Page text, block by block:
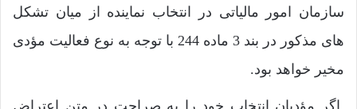
سازمان امور مالیاتی در انتخاب نماینده از میان تشکل
های مذکور در بند 3 ماده 244 با توجه به نوع فعالیت مؤدی
مخیر خواهد بود.